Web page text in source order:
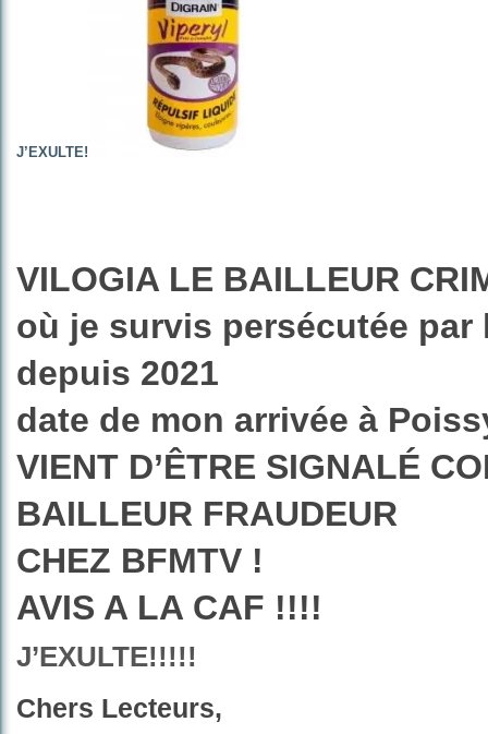
J’EXULTE!
VILOGIA LE BAILLEUR
où je survis persécutée par
depuis 2021
date de mon arrivée à
VIENT D’ÊTRE SIGNALÉ
BAILLEUR FRAUDEUR
CHEZ BFMTV !
AVIS A LA CAF !!!!
J’EXULTE!!!!!
Chers Lecteurs,